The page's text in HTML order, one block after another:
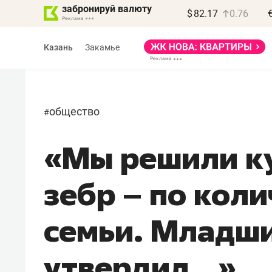
забронируй валюту $ 82.17 0.76
Казань Закамье
#общество
«Мы решили
зебр – по
семьи.